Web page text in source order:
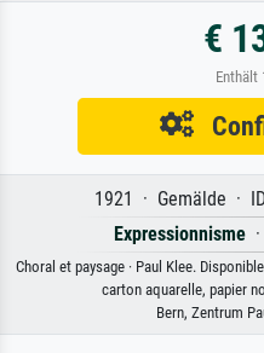
€
Enthält
1921 · Gemälde ·
Expressionnisme ·
Choral et paysage · Paul Klee.
carton aquarelle, papier
Bern, Zentrum